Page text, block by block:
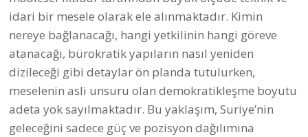
idari bir mesele olarak ele alınmaktadır. Kimin
nereye bağlanacağı, hangi yetkilinin hangi göreve
atanacağı, bürokratik yapıların nasıl yeniden
dizileceği gibi detaylar ön planda tutulurken,
meselenin asli unsuru olan demokratikleşme boyutu
adeta yok sayılmaktadır. Bu yaklaşım, Suriye’nin
geleceğini sadece güç ve pozisyon dağılımına